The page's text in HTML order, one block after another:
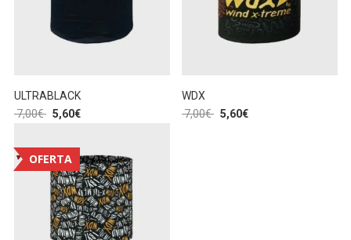
ULTRABLACK
7,00€ 5,60€
WDX
7,00€ 5,60€
OFERTA